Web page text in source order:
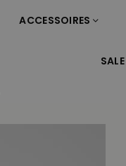
ACCESSOIRES
SALE